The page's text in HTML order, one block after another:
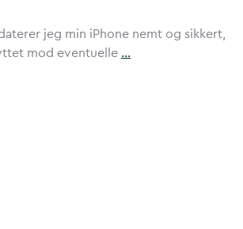
jeg min iPhone nemt og sikkert,
mod eventuelle …